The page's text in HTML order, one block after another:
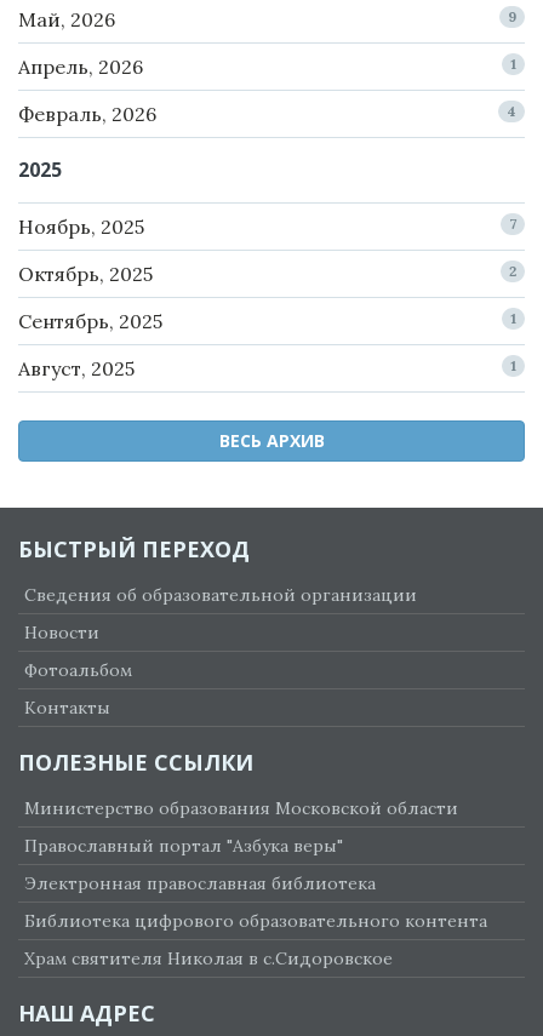
Май, 2026 9
Апрель, 2026 1
Февраль, 2026 4
2025
Ноябрь, 2025 7
Октябрь, 2025 2
Сентябрь, 2025 1
Август, 2025 1
ВЕСЬ АРХИВ
БЫСТРЫЙ ПЕРЕХОД
Сведения об образовательной организации
Новости
Фотоальбом
Контакты
ПОЛЕЗНЫЕ ССЫЛКИ
Министерство образования Московской области
Православный портал "Азбука веры"
Электронная православная библиотека
Библиотека цифрового образовательного контента
Храм святителя Николая в с.Сидоровское
НАШ АДРЕС